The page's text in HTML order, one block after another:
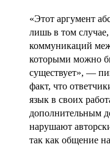
«Этот аргумент
лишь в том случае,
коммуникаций
которыми можно
существует», —
факт, что
язык в своих
дополнительным
нарушают
так как общение